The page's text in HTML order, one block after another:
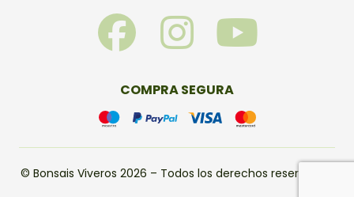
F
a
c
e
b
I
n
s
t
a
Y
u
t
u
COMPRA SEGURA
© Bonsais Viveros 2026 – Todos los derechos reservados.